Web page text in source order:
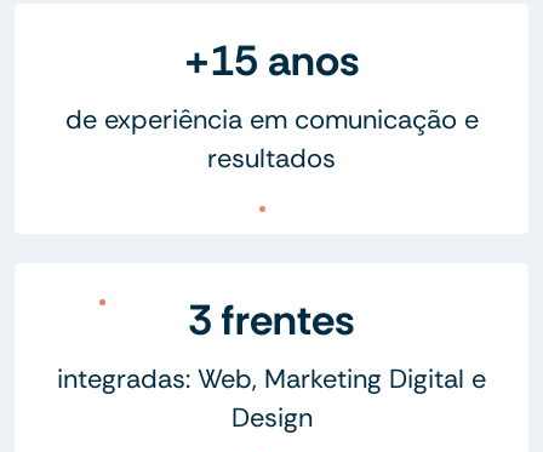
+15 anos
de experiência em comunicação e
resultados
3 frentes
integradas: Web, Marketing Digital e
Design